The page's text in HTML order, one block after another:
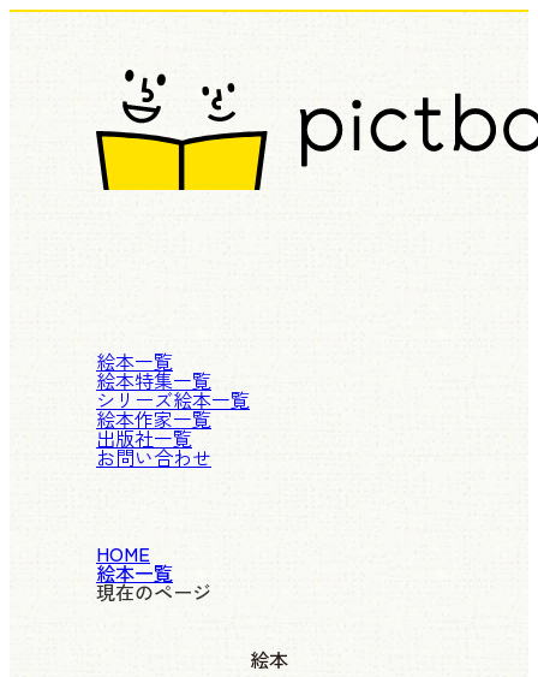
絵本一覧
絵本特集一覧
シリーズ絵本一覧
絵本作家一覧
出版社一覧
お問い合わせ
HOME
絵本一覧
現在のページ
絵本